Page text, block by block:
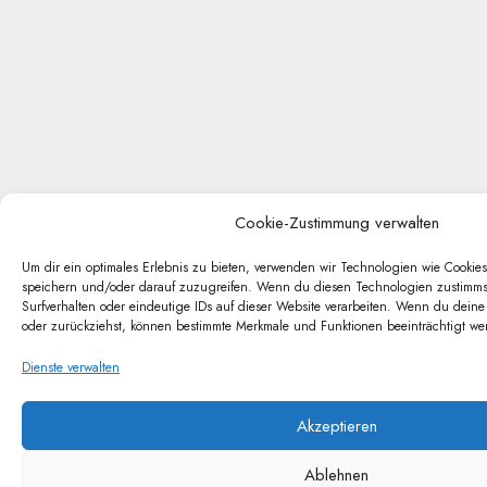
Cookie-Zustimmung verwalten
Um dir ein optimales Erlebnis zu bieten, verwenden wir Technologien wie
speichern und/oder darauf zuzugreifen. Wenn du diesen Technologien
Surfverhalten oder eindeutige IDs auf dieser Website verarbeiten. Wenn du
oder zurückziehst, können bestimmte Merkmale und Funktionen beeinträchtigt
Dienste verwalten
Akzeptieren
Ablehnen